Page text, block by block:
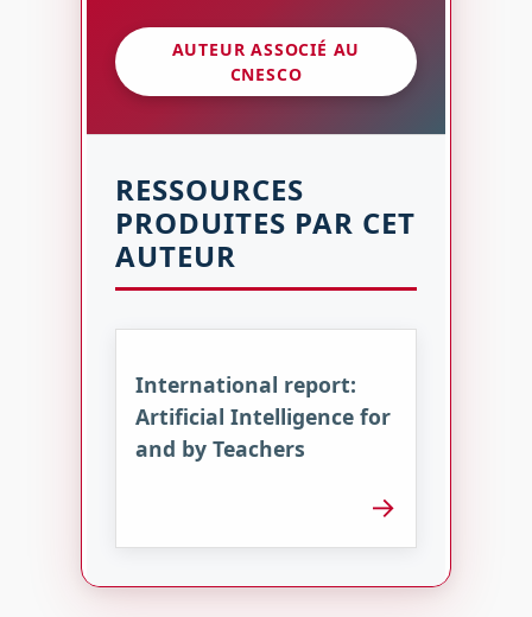
AUTEUR ASSOCIÉ AU
CNESCO
RESSOURCES
PRODUITES PAR CET
AUTEUR
International report:
Artificial Intelligence for
and by Teachers
→